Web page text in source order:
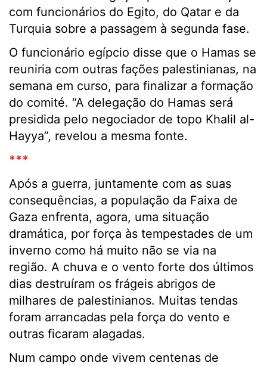
com funcionários do Egito, do Qatar e da
Turquia sobre a passagem à segunda fase.
O funcionário egípcio disse que o Hamas se
reuniria com outras fações palestinianas, na
semana em curso, para finalizar a formação
do comité. “A delegação do Hamas será
presidida pelo negociador de topo Khalil al-
Hayya”, revelou a mesma fonte.
***
Após a guerra, juntamente com as suas
consequências, a população da Faixa de
Gaza enfrenta, agora, uma situação
dramática, por força às tempestades de um
inverno como há muito não se via na
região. A chuva e o vento forte dos últimos
dias destruíram os frágeis abrigos de
milhares de palestinianos. Muitas tendas
foram arrancadas pela força do vento e
outras ficaram alagadas.
Num campo onde vivem centenas de